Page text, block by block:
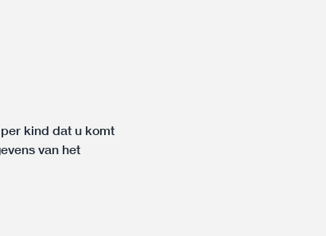
kind dat u komt
van het